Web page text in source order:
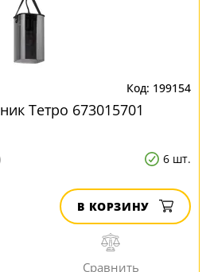
199154
Тетро 673015701
6 шт.
В КОРЗИНУ